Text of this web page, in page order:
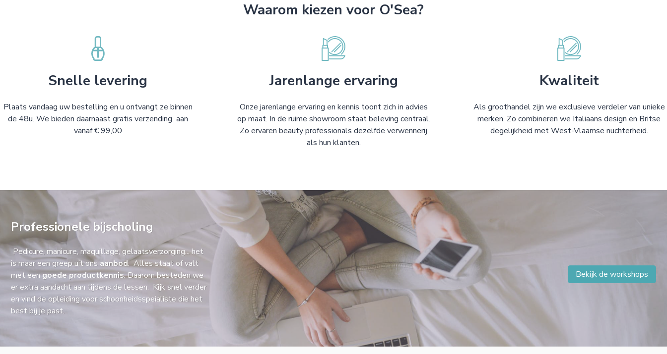
Waarom kiezen voor O'Sea?
Snelle levering
Plaats vandaag uw bestelling en u ontvangt ze binnen
de 48u. We bieden daarnaast gratis verzending aan
vanaf € 99,00
Jarenlange ervaring
Onze jarenlange ervaring en kennis toont zich in advies
op maat. In de ruime showroom staat beleving centraal.
Zo ervaren beauty professionals dezelfde verwennerij
als hun klanten.
Kwaliteit
Als groothandel zijn we exclusieve verdeler van unieke
merken. Zo combineren we Italiaans design en Britse
degelijkheid met West-Vlaamse nuchterheid.
Professionele bijscholing
Pedicure, manicure, maquillage, gelaatsverzorging... het
is maar een greep uit ons aanbod. Alles staat of valt
met eengoede productkennis. Daarom besteden we
er extra aandacht aan tijdens de lessen. Kijk snel verder
en vind de opleiding voor schoonheidsspeialiste die het
best bij je past.
Bekijk de workshops